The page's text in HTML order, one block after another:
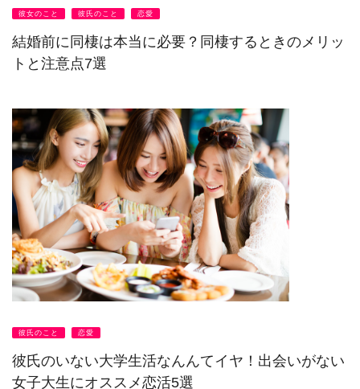
彼女のこと 彼氏のこと 恋愛
結婚前に同棲は本当に必要？同棲するときのメリッ
トと注意点7選
彼氏のこと 恋愛
彼氏のいない大学生活なんんてイヤ！出会いがない
女子大生にオススメ恋活5選